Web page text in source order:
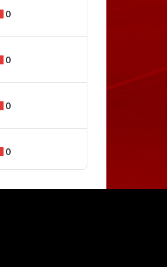
0
0
0
0